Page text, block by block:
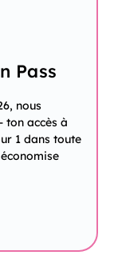
Pass
nous
ton accès à
1 dans toute